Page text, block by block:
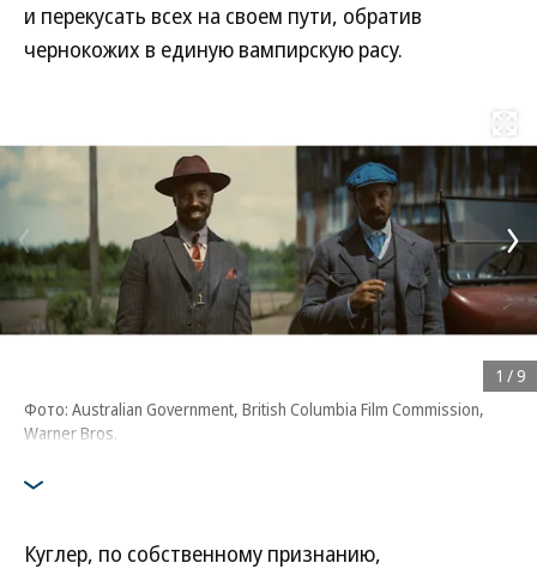
и перекусать всех на своем пути, обратив
чернокожих в единую вампирскую расу.
Фото: Australian Government, British Columbia Film Commission,
Warner Bros.
1 / 9
Куглер, по собственному признанию,